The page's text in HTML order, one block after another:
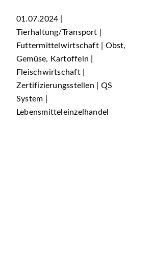
01.07.2024 |
Tierhaltung/Transport |
Futtermittelwirtschaft | Obst,
Gemüse, Kartoffeln |
Fleischwirtschaft |
Zertifizierungsstellen | QS
System |
Lebensmitteleinzelhandel